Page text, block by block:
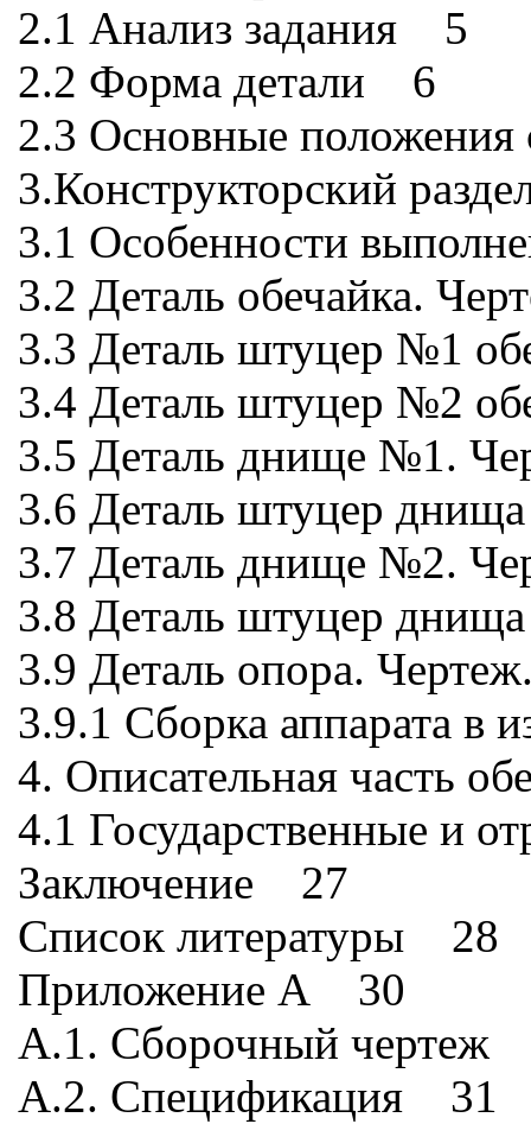
2.1 Анализ задания 5
2.2 Форма детали 6
2.3 Основные положения
3.Конструкторский
3.1 Особенности
3.2 Деталь обечайка.
3.3 Деталь штуцер №1
3.4 Деталь штуцер №2
3.5 Деталь днище №1.
3.6 Деталь штуцер
3.7 Деталь днище №2.
3.8 Деталь штуцер
3.9 Деталь опора.
3.9.1 Сборка аппарата в
4. Описательная часть
4.1 Государственные и
Заключение 27
Список литературы 28
Приложение А 30
А.1. Сборочный чертеж
А.2. Спецификация 31